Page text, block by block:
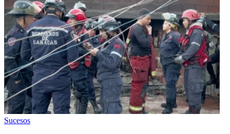
Sucesos